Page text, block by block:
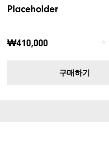
Placeholder
₩410,000
구매하기